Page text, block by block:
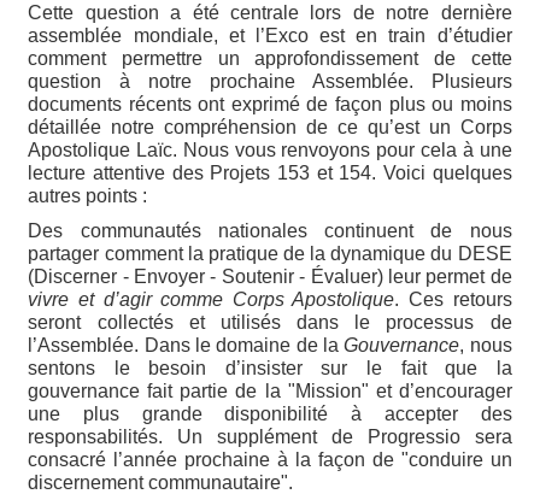
Cette question a été centrale lors de notre dernière
assemblée mondiale, et l’Exco est en train d’étudier
comment permettre un approfondissement de cette
question à notre prochaine Assemblée. Plusieurs
documents récents ont exprimé de façon plus ou moins
détaillée notre compréhension de ce qu’est un Corps
Apostolique Laïc. Nous vous renvoyons pour cela à une
lecture attentive des Projets 153 et 154. Voici quelques
autres points :
Des communautés nationales continuent de nous
partager comment la pratique de la dynamique du DESE
(Discerner - Envoyer - Soutenir - Évaluer) leur permet de
vivre et d’agir comme Corps Apostolique. Ces retours
seront collectés et utilisés dans le processus de
l’Assemblée. Dans le domaine de laGouvernance, nous
sentons le besoin d’insister sur le fait que la
gouvernance fait partie de la "Mission" et d’encourager
une plus grande disponibilité à accepter des
responsabilités. Un supplément de Progressio sera
consacré l’année prochaine à la façon de "conduire un
discernement communautaire".